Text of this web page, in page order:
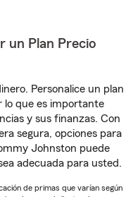
un Plan Precio
Personalice un plan
lo que es importante
y sus finanzas. Con
segura, opciones para
Johnston puede
adecuada para usted.
de primas que varían según